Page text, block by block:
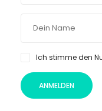
Ich stimme den
ANMELDEN